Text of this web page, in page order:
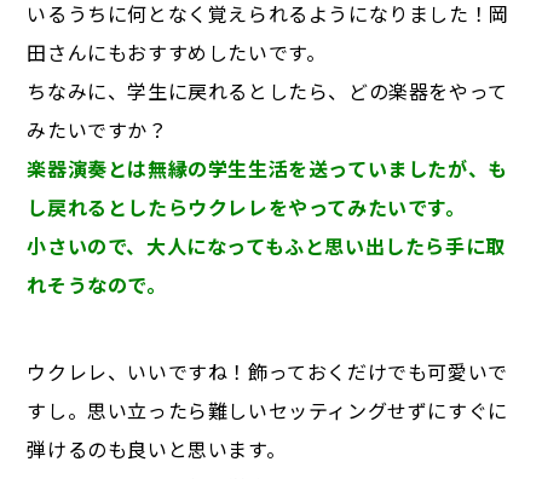
いるうちに何となく覚えられるようになりました！岡
田さんにもおすすめしたいです。
ちなみに、学生に戻れるとしたら、どの楽器をやって
みたいですか？
楽器演奏とは無縁の学生生活を送っていましたが、も
し戻れるとしたらウクレレをやってみたいです。
小さいので、大人になってもふと思い出したら手に取
れそうなので。
ウクレレ、いいですね！飾っておくだけでも可愛いで
すし。思い立ったら難しいセッティングせずにすぐに
弾けるのも良いと思います。